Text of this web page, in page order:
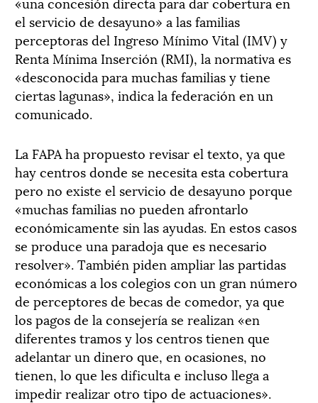
el servicio de desayuno» a las familias
perceptoras del Ingreso Mínimo Vital (IMV) y
Renta Mínima Inserción (RMI), la normativa es
«desconocida para muchas familias y tiene
ciertas lagunas», indica la federación en un
comunicado.
La FAPA ha propuesto revisar el texto, ya que
hay centros donde se necesita esta cobertura
pero no existe el servicio de desayuno porque
«muchas familias no pueden afrontarlo
económicamente sin las ayudas. En estos casos
se produce una paradoja que es necesario
resolver». También piden ampliar las partidas
económicas a los colegios con un gran número
de perceptores de becas de comedor, ya que
los pagos de la consejería se realizan «en
diferentes tramos y los centros tienen que
adelantar un dinero que, en ocasiones, no
tienen, lo que les dificulta e incluso llega a
impedir realizar otro tipo de actuaciones».